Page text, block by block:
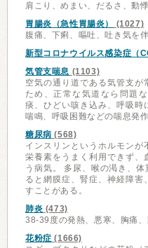
肩こり、めまい、だるさ、動
胃腸炎（急性胃腸炎）
(1027)
腹痛、下痢、嘔吐、吐き気を
新型コロナウイルス感染症（
気管支喘息 (1103)
空気の通り道である気管支が
ため、正常な気道なら問題
痰、ひどい咳き込み、呼吸時
喘鳴、呼吸困難などの喘息発
糖尿病 (568)
インスリンというホルモンが
栄養素をうまく利用できず、
う病気。 多尿、喉の渇き、
ると網膜症、腎症、神経障害
すことがある。
肺炎 (473)
38-39度の発熱、悪寒、胸痛
花粉症 (1666)